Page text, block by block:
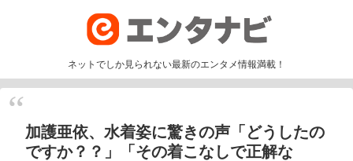
ネットでしか見られない最新のエンタメ情報満載！
加護亜依、水着姿に驚きの声「どうしたの
ですか？？」「その着こなしで正解な